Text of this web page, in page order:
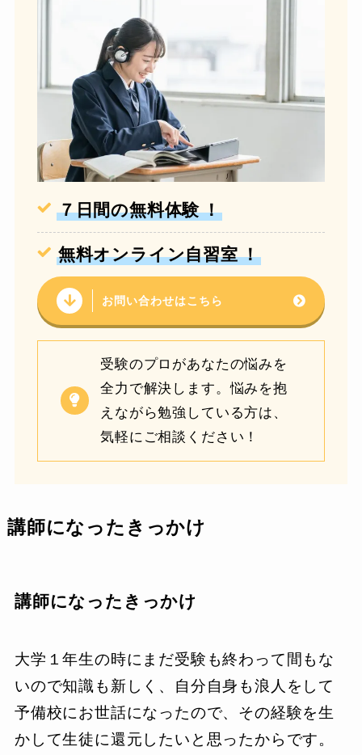
７日間の無料体験！
無料オンライン自習室！
お問い合わせはこちら
受験のプロがあなたの悩みを
全力で解決します。悩みを抱
えながら勉強している方は、
気軽にご相談ください！
講師になったきっかけ
講師になったきっかけ
大学１年生の時にまだ受験も終わって間もな
いので知識も新しく、自分自身も浪人をして
予備校にお世話になったので、その経験を生
かして生徒に還元したいと思ったからです。